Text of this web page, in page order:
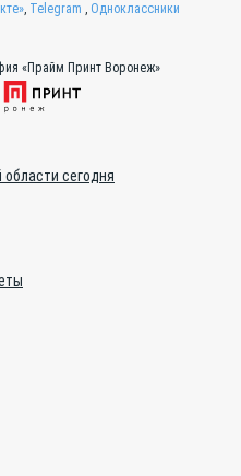
, Telegram , Одноклассники
«Прайм Принт Воронеж»
сегодня